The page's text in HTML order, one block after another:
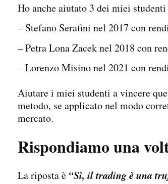
Ho anche aiutato 3 dei miei
– Stefano Serafini nel 2017 con
– Petra Lona Zacek nel 2018 con
– Lorenzo Misino nel 2021 con
Aiutare i miei studenti a vincere
metodo, se applicato nel modo
mercato.
Rispondiamo una
La riposta è “Sì, il trading è una